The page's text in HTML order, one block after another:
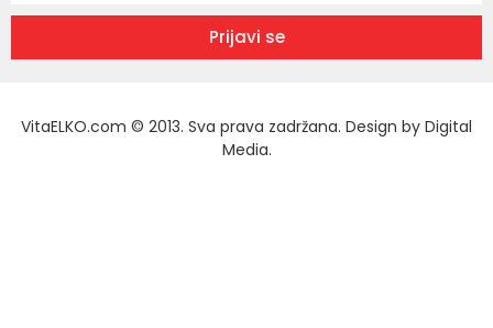
Prijavi se
VitaELKO.com © 2013. Sva prava zadržana. Design by Digital
Media.